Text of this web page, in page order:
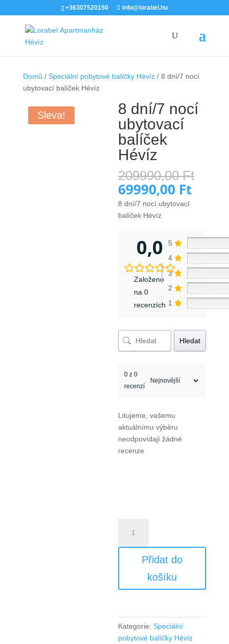
+36307520150 info@lorabel.hu
Domů / Speciální pobytové balíčky Hévíz/ 8 dní/7 nocí
ubytovací balíček Hévíz
Sleva!
8 dní/7 nocí
ubytovací
balíček
Hévíz
209990,00Ft
69990,00 Ft
8 dní/7 nocí ubytovací
balíček Hévíz
0,0
Založeno
na 0
recenzích
5
4
3
2
1
Hledat
0 z 0
recenzí
Litujeme, vašemu
aktuálnímu výběru
neodpovídají žádné
recenze
dní/7
nocí
ubytovacíPřidat do
košíku
Kategorie:Speciální
pobytové balíčky Hévíz